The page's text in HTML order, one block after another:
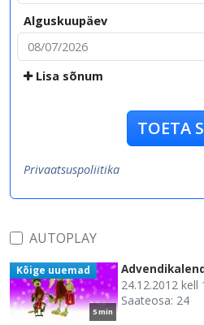
Alguskuupäev
Lisa sõnum
TOETA
Privaatsuspoliitika
AUTOPLAY
5 min
Kõige uuemad
24.12.2012 kell
Saateosa: 24